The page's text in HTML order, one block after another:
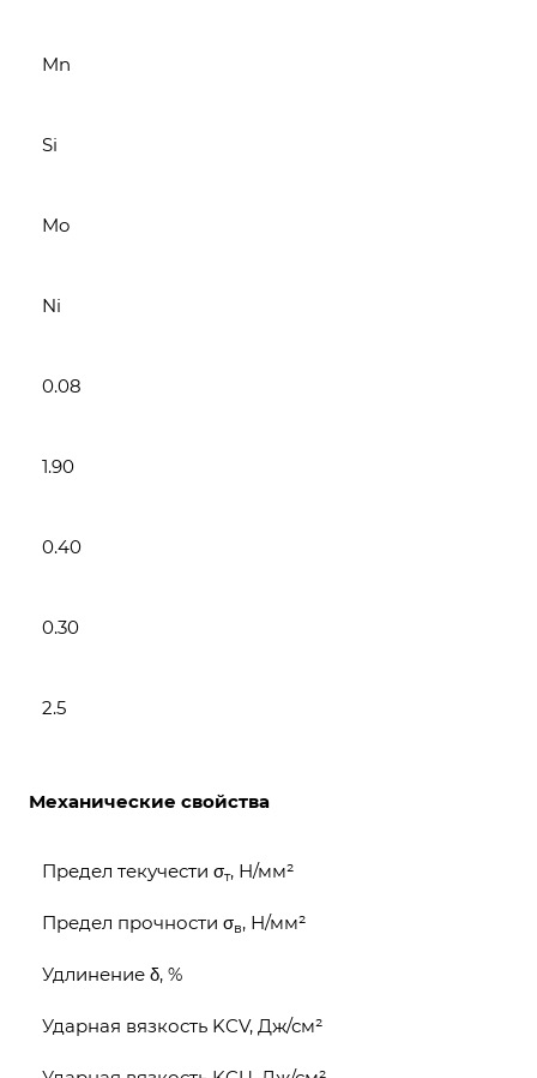
Mn
Si
Mo
Ni
0.08
1.90
0.40
0.30
2.5
Механические свойства
Предел текучести σт, Н/мм²
Предел прочности σв, Н/мм²
Удлинение δ, %
Ударная вязкость KCV, Дж/см²